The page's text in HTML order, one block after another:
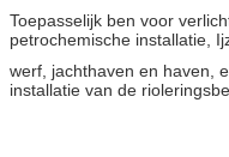
Toepasselijk ben voor
petrochemische installatie,
werf, jachthaven en haven,
installatie van de